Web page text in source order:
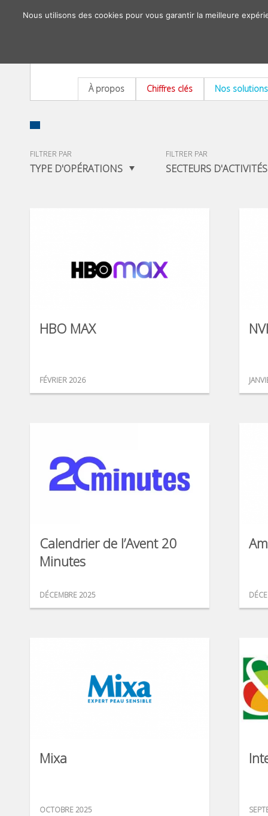
À propos Chiffres clés Nos solutions
FILTRER PAR
TYPE D'OPÉRATIONS
FILTRER PAR
SECTEURS D'ACTIVITÉS
HBO MAX
FÉVRIER 2026
Calendrier de l’Avent 20
Minutes
DÉCEMBRE 2025
Mixa
OCTOBRE 2025
Nous utilisons des cookies pour vous garantir la meilleure